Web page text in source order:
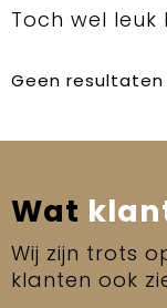
Toch wel leuk
Geen resultaten
Wat
Wij zijn trots
klanten ook